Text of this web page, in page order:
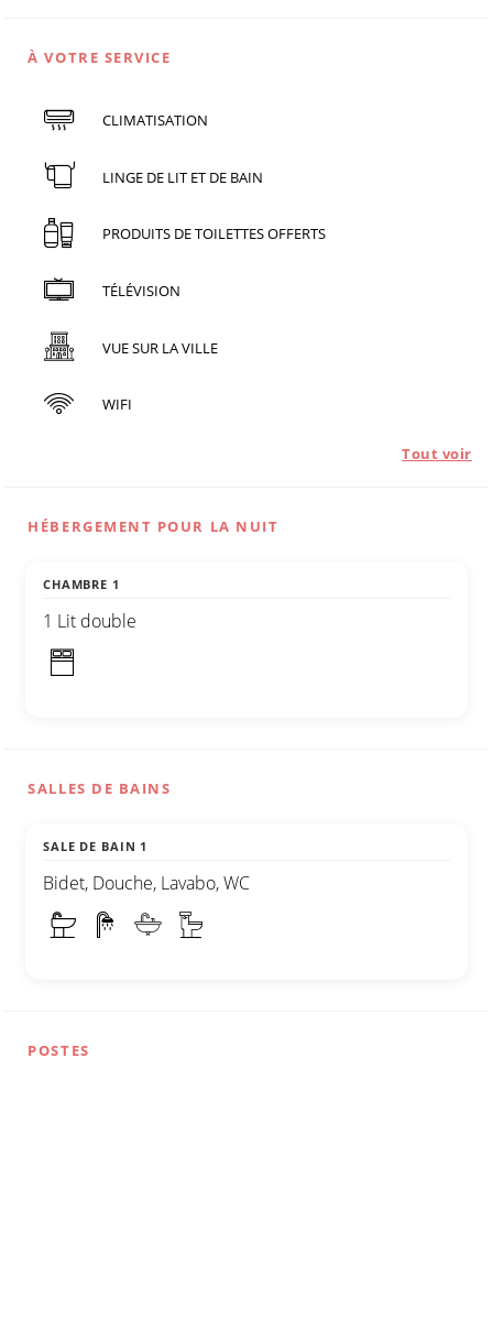
À VOTRE SERVICE
CLIMATISATION
LINGE DE LIT ET DE BAIN
PRODUITS DE TOILETTES OFFERTS
TÉLÉVISION
VUE SUR LA VILLE
WIFI
Tout voir
HÉBERGEMENT POUR LA NUIT
CHAMBRE 1
1 Lit double
SALLES DE BAINS
SALE DE BAIN 1
Bidet, Douche, Lavabo, WC
POSTES